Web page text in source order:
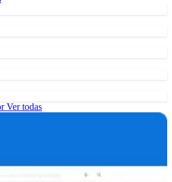
Ver todas